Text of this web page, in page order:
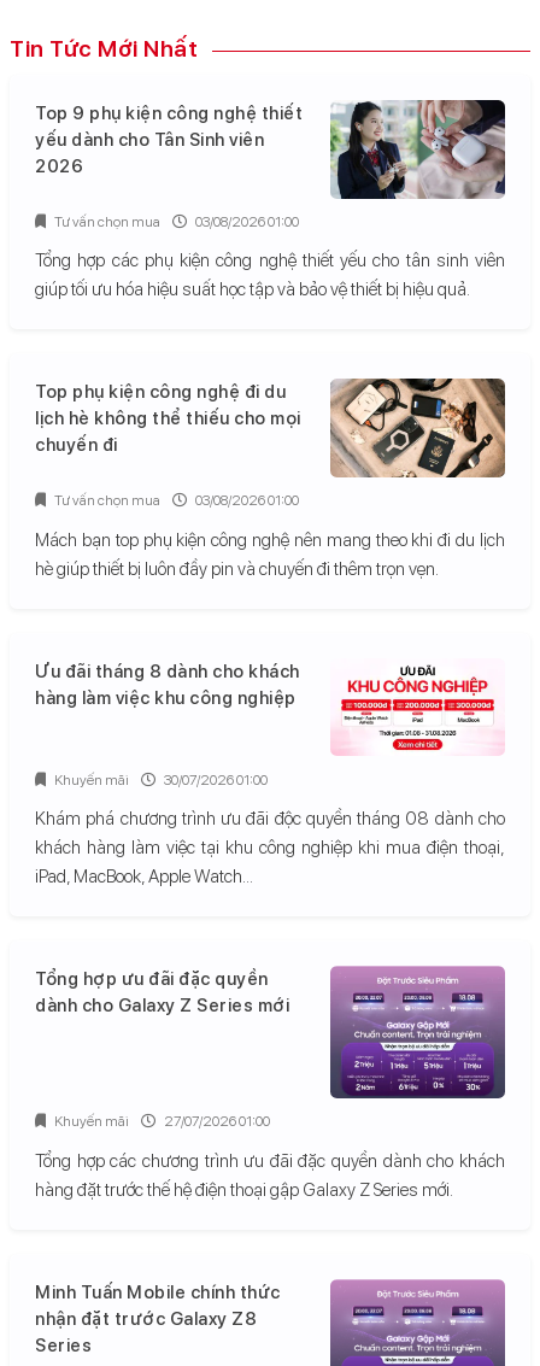
Tin Tức Mới Nhất
Top 9 phụ kiện công nghệ thiết
yếu dành cho Tân Sinh viên
2026
Tổng hợp các phụ kiện công nghệ thiết yếu cho tân sinh viên
giúp tối ưu hóa hiệu suất học tập và bảo vệ thiết bị hiệu quả.
Tư vấn chọn mua 03/08/2026 01:00
Top phụ kiện công nghệ đi du
lịch hè không thể thiếu cho mọi
chuyến đi
Mách bạn top phụ kiện công nghệ nên mang theo khi đi du lịch
hè giúp thiết bị luôn đầy pin và chuyến đi thêm trọn vẹn.
Tư vấn chọn mua 03/08/2026 01:00
Ưu đãi tháng 8 dành cho khách
hàng làm việc khu công nghiệp
Khám phá chương trình ưu đãi độc quyền tháng 08 dành cho
khách hàng làm việc tại khu công nghiệp khi mua điện thoại,
iPad, MacBook, Apple Watch...
Khuyến mãi 30/07/2026 01:00
Tổng hợp ưu đãi đặc quyền
dành cho Galaxy Z Series mới
Tổng hợp các chương trình ưu đãi đặc quyền dành cho khách
hàng đặt trước thế hệ điện thoại gập Galaxy Z Series mới.
Khuyến mãi 27/07/2026 01:00
Minh Tuấn Mobile chính thức
nhận đặt trước Galaxy Z8
Series